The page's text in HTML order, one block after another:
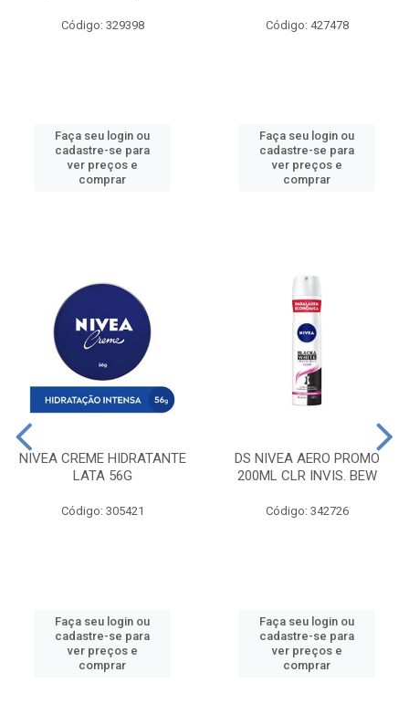
Código: 329398
Faça seu login ou
cadastre-se para
ver preços e
comprar
Código: 427478
Faça seu login ou
cadastre-se para
ver preços e
comprar
NIVEA CREME HIDRATANTE
LATA 56G
Código: 305421
Faça seu login ou
cadastre-se para
ver preços e
comprar
DS NIVEA AERO PROMO
200ML CLR INVIS. BEW
Código: 342726
Faça seu login ou
cadastre-se para
ver preços e
comprar